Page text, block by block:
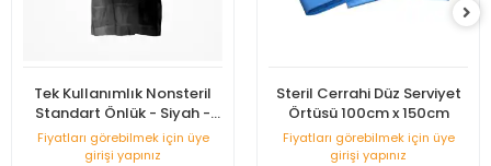
Tek Kullanımlık Nonsteril
Standart Önlük - Siyah -
Uzun Kollu
Fiyatları görebilmek için üye
girişi yapınız
Steril Cerrahi Düz Serviyet
Örtüsü 100cm x 150cm
Fiyatları görebilmek için üye
girişi yapınız